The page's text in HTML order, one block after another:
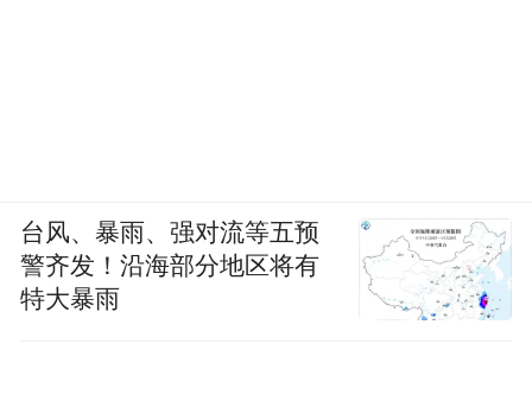
台风、暴雨、强对流等五预
警齐发！沿海部分地区将有
特大暴雨